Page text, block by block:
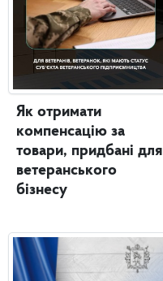
Як отримати
компенсацію за
товари, придбані для
ветеранського
бізнесу